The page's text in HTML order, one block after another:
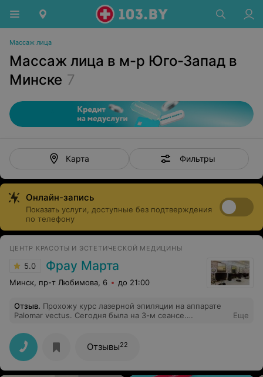
Массаж лица
Массаж лица в м-р Юго-Запад в
Минске 7
Карта Фильтры
Онлайн-запись
Показать услуги, доступные без подтверждения
по телефону
ЦЕНТР КРАСОТЫ И ЭСТЕТИЧЕСКОЙ МЕДИЦИНЫ
5.0 Фрау Марта
Минск, пр-т Любимова, 6 до 21:00
Отзыв. Прохожу курс лазерной эпиляции на аппарате
Palomar vectus. Сегодня была на 3-м сеансе.
медленнее, за прошлый месяц брилась всего 2 раза, а
это после 2 процедур всего. Персонал очень
вежливый и внимательный. Хожу к косметологу
Екатерине. Цены со скидкой лучшие в городе. Очень
рекомендую этот салон и эту процедуру
Еще
Отзывы22